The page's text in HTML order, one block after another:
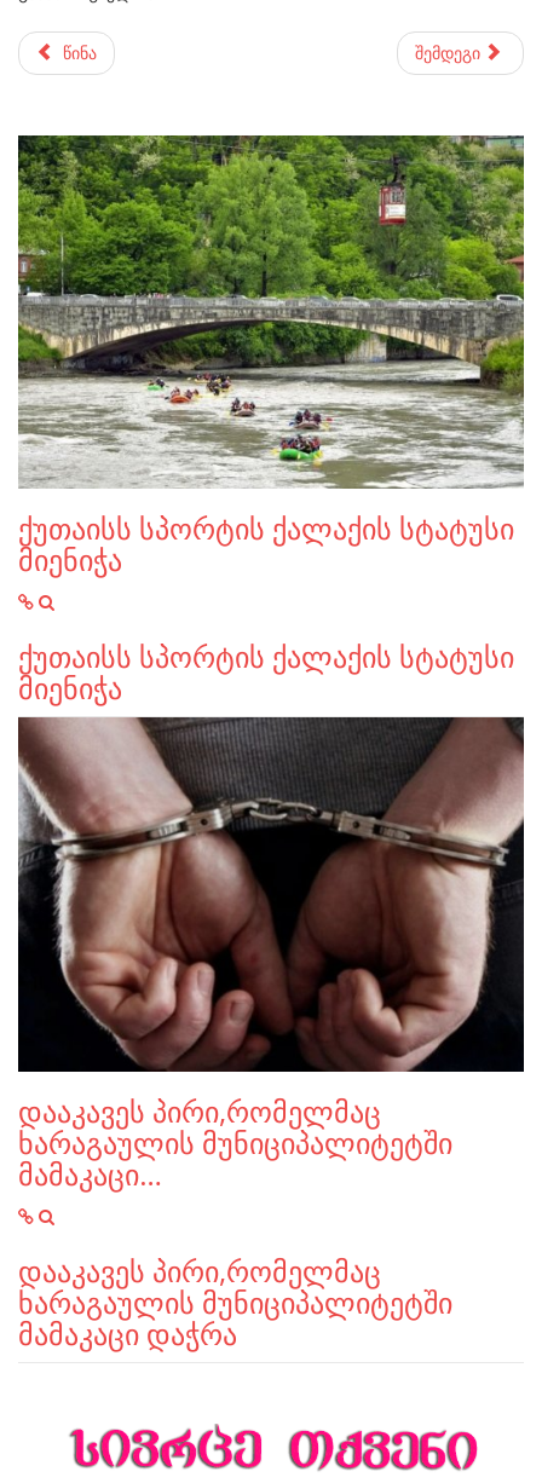
წინა შემდეგი
ქუთაისს სპორტის ქალაქის სტატუსი
მიენიჭა
ქუთაისს სპორტის ქალაქის სტატუსი
მიენიჭა
დააკავეს პირი,რომელმაც
ხარაგაულის მუნიციპალიტეტში
მამაკაცი…
დააკავეს პირი,რომელმაც
ხარაგაულის მუნიციპალიტეტში
მამაკაცი დაჭრა